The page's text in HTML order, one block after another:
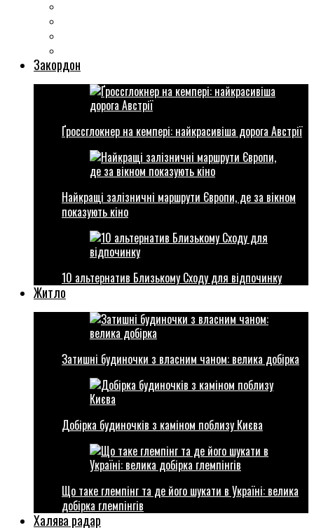
Закордон
Ґроссглокнер на кемпері: найкрасивіша дорога Австрії
Найкращі залізничні маршрути Європи, де за вікном
показують кіно
10 альтернатив Близькому Сходу для відпочинку
Житло
Затишні будиночки з власним чаном: велика добірка
Добірка будиночків з каміном поблизу Києва
Що таке глемпінг та де його шукати в Україні: велика
добірка глемпінгів
Халява радар